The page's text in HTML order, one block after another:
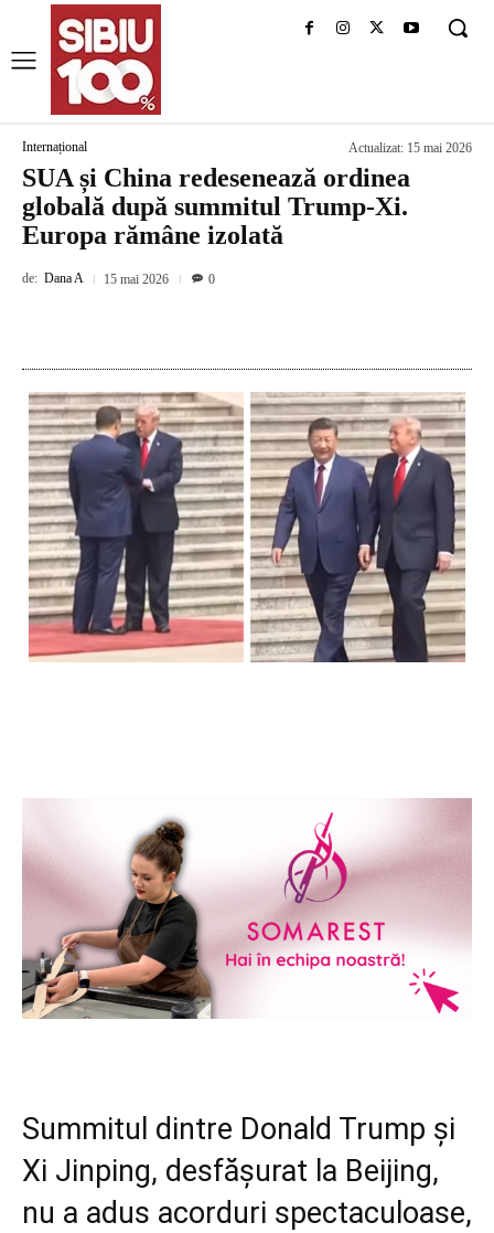
Internațional Actualizat: 15 mai 2026
SUA și China redesenează ordinea
globală după summitul Trump-Xi.
Europa rămâne izolată
de: Dana A 15 mai 2026 0
Summitul dintre Donald Trump și
Xi Jinping, desfășurat la Beijing,
nu a adus acorduri spectaculoase,